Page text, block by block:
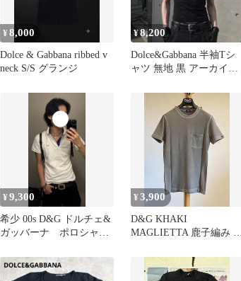
¥8,000
Dolce & Gabbana ribbed v
neck S/S グランジ
¥8,200
Dolce&Gabbana 半袖Tシ
ャツ 無地 黒 アーカイブ
¥9,300
希少 00s D&G ドルチェ&
ガッバーナ ポロシャ
¥3,900
D&G KHAKI
MAGLIETTA 鹿子編み ポ